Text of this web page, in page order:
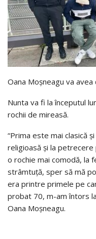
Oana Moșneagu va
Nunta va fi la începutul
rochii de mireasă.
“Prima este mai clasică
religioasă și la petrecere
o rochie mai comodă, la
strâmtuță, sper să mă
era printre primele pe
probat 70, m-am întors
Oana Moșneagu.